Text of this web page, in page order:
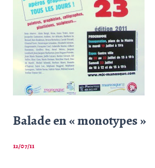
Balade en « monotypes »
12/07/11